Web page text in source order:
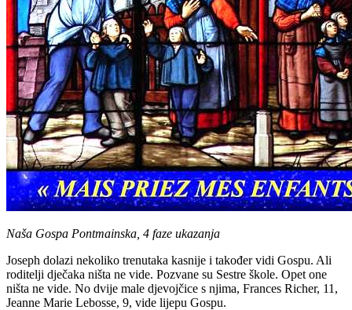
Naša Gospa Pontmainska, 4 faze ukazanja
Joseph dolazi nekoliko trenutaka kasnije i također vidi Gospu. Ali
roditelji dječaka ništa ne vide. Pozvane su Sestre škole. Opet one
ništa ne vide. No dvije male djevojčice s njima, Frances Richer, 11,
Jeanne Marie Lebosse, 9, vide lijepu Gospu.